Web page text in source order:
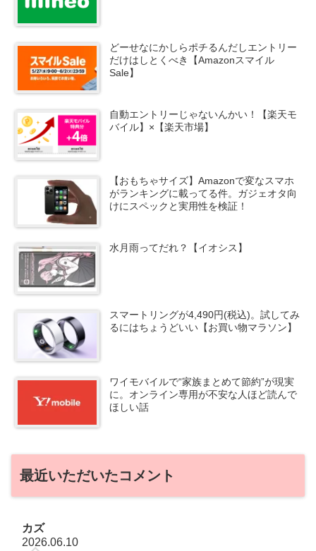
どーせなにかしらポチるんだしエントリー
だけはしとくべき【Amazonスマイル
Sale】
自動エントリーじゃないんかい！【楽天モ
バイル】×【楽天市場】
【おもちゃサイズ】Amazonで変なスマホ
がランキングに載ってる件。ガジェオタ向
けにスペックと実用性を検証！
水月雨ってだれ？【イオシス】
スマートリングが4,490円(税込)。試してみ
るにはちょうどいい【お買い物マラソン】
ワイモバイルで“家族まとめて節約”が現実
に。オンライン専用が不安な人ほど読んで
ほしい話
最近いただいたコメント
カズ
2026.06.10